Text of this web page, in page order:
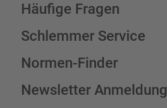
Häufige Fragen
Schlemmer Service
Normen-Finder
Newsletter Anmeldung